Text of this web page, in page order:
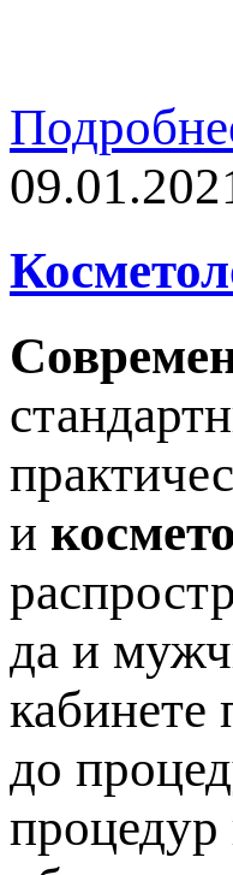
и
да и
до
процедур